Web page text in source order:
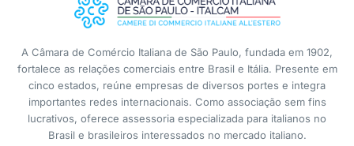
A Câmara de Comércio Italiana de São Paulo, fundada em 1902,
fortalece as relações comerciais entre Brasil e Itália. Presente em
cinco estados, reúne empresas de diversos portes e integra
importantes redes internacionais. Como associação sem fins
lucrativos, oferece assessoria especializada para italianos no
Brasil e brasileiros interessados no mercado italiano.